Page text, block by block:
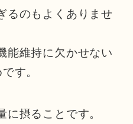
るのもよくありませ
能維持に欠かせない
す。
に摂ることです。